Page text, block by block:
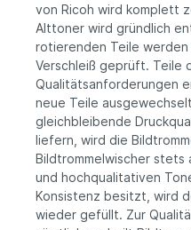
von Ricoh wird komplett
Alttoner wird gründlich
rotierenden Teile
Verschleiß geprüft. Teile
Qualitätsanforderungen
neue Teile
gleichbleibende
liefern, wird die
Bildtrommelwischer
und hochqualitativen
Konsistenz besitzt, wird
wieder gefüllt. Zur